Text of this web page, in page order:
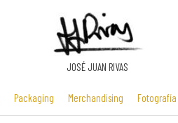
JOSÉ JUAN RIVAS
Packaging Merchandising Fotografía